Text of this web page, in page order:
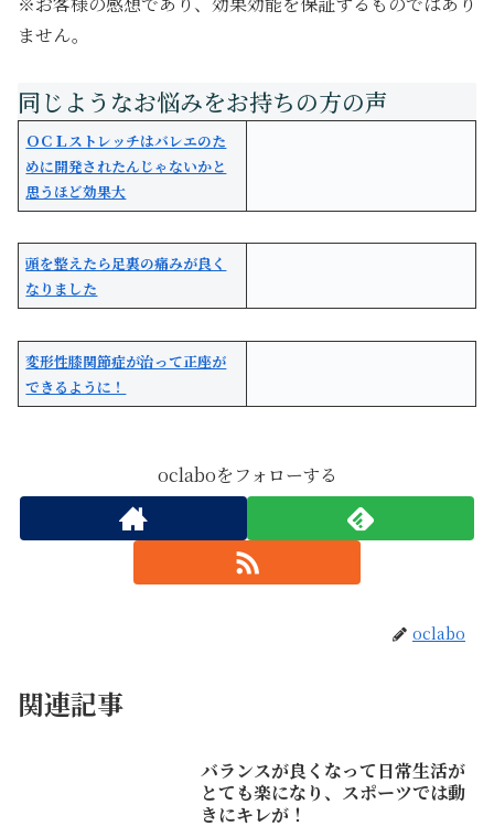
ません。
ＯＣＬストレッチはバレエのた
めに開発されたんじゃないかと
思うほど効果大
頭を整えたら足裏の痛みが良く
なりました
変形性膝関節症が治って正座が
できるように！
oclaboをフォローする
oclabo
関連記事
バランスが良くなって日常生活が
とても楽になり、スポーツでは動
きにキレが！